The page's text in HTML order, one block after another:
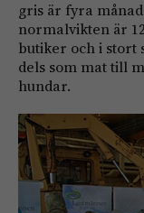
gris är fyra
normalvikten är
butiker och i stort
dels som mat till
hundar.